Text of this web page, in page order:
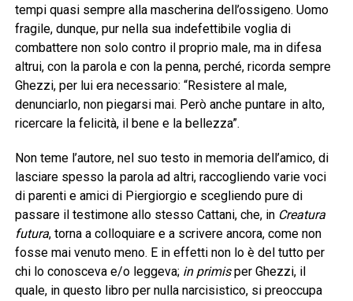
tempi quasi sempre alla mascherina dell’ossigeno. Uomo
fragile, dunque, pur nella sua indefettibile voglia di
combattere non solo contro il proprio male, ma in difesa
altrui, con la parola e con la penna, perché, ricorda sempre
Ghezzi, per lui era necessario: “Resistere al male,
denunciarlo, non piegarsi mai. Però anche puntare in alto,
ricercare la felicità, il bene e la bellezza”.
Non teme l’autore, nel suo testo in memoria dell’amico, di
lasciare spesso la parola ad altri, raccogliendo varie voci
di parenti e amici di Piergiorgio e scegliendo pure di
passare il testimone allo stesso Cattani, che, in Creatura
futura, torna a colloquiare e a scrivere ancora, come non
fosse mai venuto meno. E in effetti non lo è del tutto per
chi lo conosceva e/o leggeva; in primisper Ghezzi, il
quale, in questo libro per nulla narcisistico, si preoccupa